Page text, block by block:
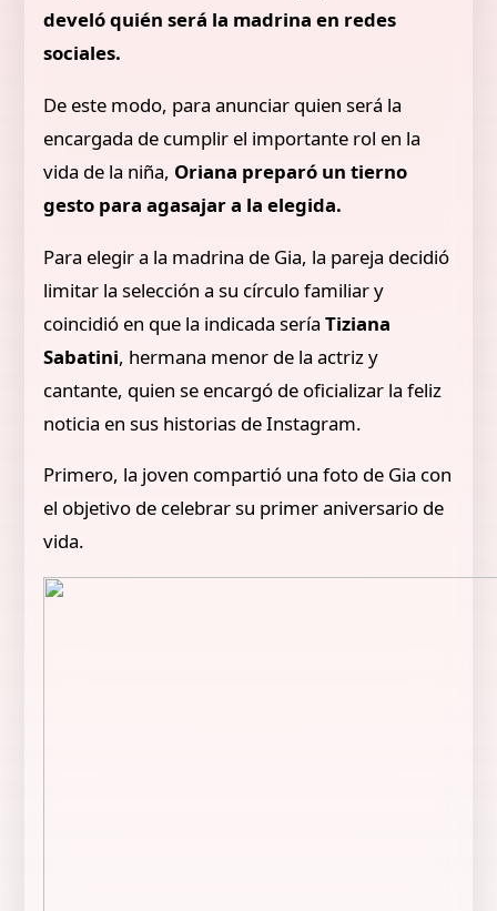
develó quién será la madrina en redes
sociales.
De este modo, para anunciar quien será la
encargada de cumplir el importante rol en la
vida de la niña, Oriana preparó un tierno
gesto para agasajar a la elegida.
Para elegir a la madrina de Gia, la pareja decidió
limitar la selección a su círculo familiar y
coincidió en que la indicada seríaTiziana
Sabatini, hermana menor de la actriz y
cantante, quien se encargó de oficializar la feliz
noticia en sus historias de Instagram.
Primero, la joven compartió una foto de Gia con
el objetivo de celebrar su primer aniversario de
vida.